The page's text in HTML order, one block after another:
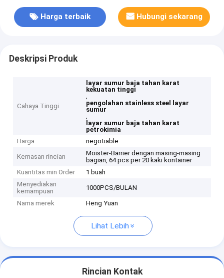
Harga terbaik Hubungi sekarang
Deskripsi Produk
Cahaya Tinggi
layar sumur baja tahan karat
kekuatan tinggi
,
pengolahan stainless steel layar
sumur
,
layar sumur baja tahan karat
petrokimia
Harga
negotiable
Kemasan rincian
Moister-Barrier dengan masing-masing
bagian, 64 pcs per 20 kaki kontainer
Kuantitas min Order
1 buah
Menyediakan
kemampuan
1000PCS/BULAN
Nama merek Heng Yuan
Lihat Lebih
Rincian Kontak